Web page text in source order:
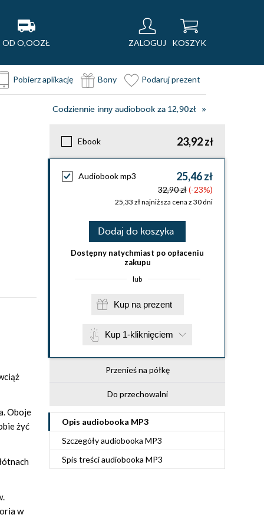
OD O,OOZŁ ZALOGUJ KOSZYK
Pobierz aplikację Bony Podaruj prezent
Codziennie inny audiobook za 12,90zł
Ebook 23,92 zł
Audiobook mp3 25,46 zł
32,90 zł(-23%)
25,33 zł najniższa cena z 30 dni
Dodaj do koszyka
Dostępny natychmiast po opłaceniu
zakupu
lub
Kup na prezent
Kup 1-kliknięciem
Przenieś na półkę
Do przechowalni
Opis audiobooka MP3
Szczegółyaudiobooka MP3
Spis treściaudiobooka MP3
Oboje
żyć
w